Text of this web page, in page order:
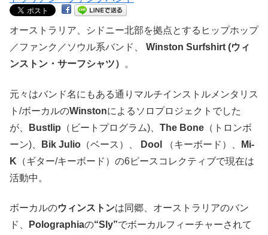
オーストラリア、シドニー北部を拠点とするヒップホップ
／ファンク／ソウル系バンド、
Winston Surfshirt (ウィ
ンストン・サーフシャツ）
。
元々はバンド名にもある通りマルチインストルメンタリス
ト/ボーカルのWinstonによるソロプロジェクトでした
が、
Bustlip （ビートプログラム)、 The Bone （トロンボ
ーン)、
Bik Julio （ベース）、 Dool （キーボード）、
Mi-
K （ギター/キーボード）の6ピースコレクティブで現在は
活動中。
ボーカルのウィンストンは同郷、オーストラリアのバン
ド、
Polographiaの“Sly”でボーカルフィーチャーされて